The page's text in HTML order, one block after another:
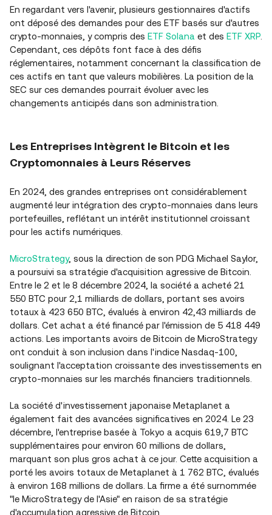
En regardant vers l'avenir, plusieurs gestionnaires d'actifs
ont déposé des demandes pour des ETF basés sur d'autres
crypto-monnaies, y compris des ETF Solana et des ETF XRP
Cependant, ces dépôts font face à des défis
réglementaires, notamment concernant la classification de
ces actifs en tant que valeurs mobilières. La position de la
SEC sur ces demandes pourrait évoluer avec les
changements anticipés dans son administration.
Les Entreprises Intègrent le Bitcoin et les
Cryptomonnaies à Leurs Réserves
En 2024, des grandes entreprises ont considérablement
augmenté leur intégration des crypto-monnaies dans leurs
portefeuilles, reflétant un intérêt institutionnel croissant
pour les actifs numériques.
MicroStrategy, sous la direction de son PDG Michael Saylor,
a poursuivi sa stratégie d'acquisition agressive de Bitcoin.
Entre le 2 et le 8 décembre 2024, la société a acheté 21
550 BTC pour 2,1 milliards de dollars, portant ses avoirs
totaux à 423 650 BTC, évalués à environ 42,43 milliards de
dollars. Cet achat a été financé par l'émission de 5 418 449
actions. Les importants avoirs de Bitcoin de MicroStrategy
ont conduit à son inclusion dans l'indice Nasdaq-100,
soulignant l'acceptation croissante des investissements en
crypto-monnaies sur les marchés financiers traditionnels.
La société d'investissement japonaise Metaplanet a
également fait des avancées significatives en 2024. Le 23
décembre, l'entreprise basée à Tokyo a acquis 619,7 BTC
supplémentaires pour environ 60 millions de dollars,
marquant son plus gros achat à ce jour. Cette acquisition a
porté les avoirs totaux de Metaplanet à 1 762 BTC, évalués
à environ 168 millions de dollars. La firme a été surnommée
"le MicroStrategy de l'Asie" en raison de sa stratégie
d'accumulation agressive de Bitcoin.